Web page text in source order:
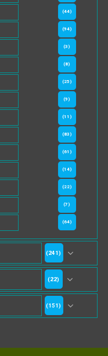
(44)
(94)
(3)
(8)
(25)
(9)
(11)
(83)
(61)
(14)
(22)
(7)
(64)
(241)
(22)
(151)